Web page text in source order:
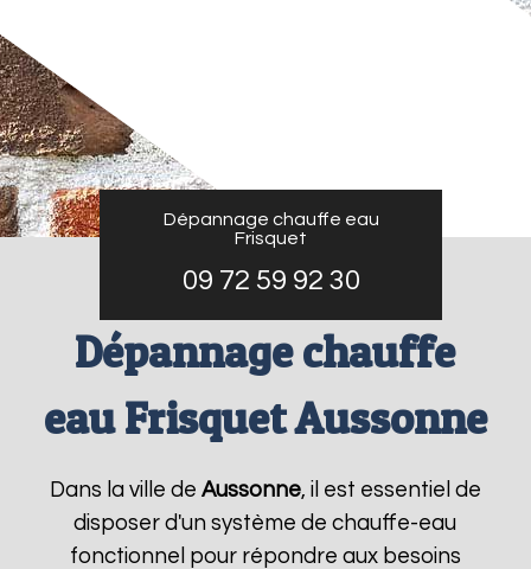
Dépannage chauffe eau
Frisquet
09 72 59 92 30
Dépannage chauffe
eau Frisquet Aussonne
Dans la ville de Aussonne, il est essentiel de
disposer d'un système de chauffe-eau
fonctionnel pour répondre aux besoins